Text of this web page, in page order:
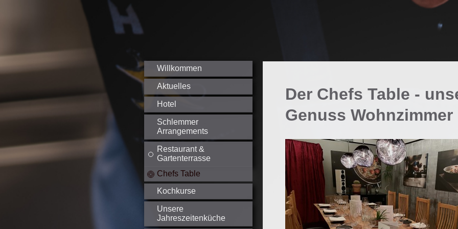
Willkommen
Aktuelles
Hotel
Schlemmer
Arrangements
Restaurant &
Gartenterrasse
Chefs Table
Kochkurse
Unsere
Jahreszeitenküche
Der Chefs Table -
Genuss Wohnzimmer